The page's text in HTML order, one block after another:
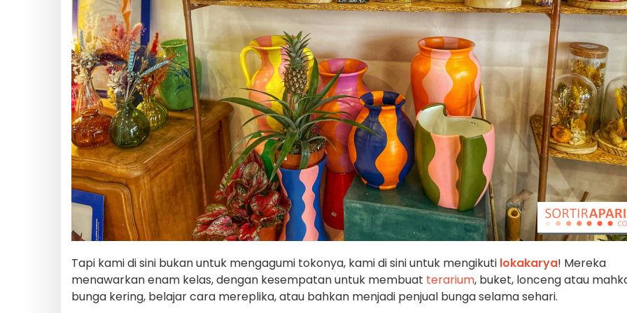
Tapi kami di sini bukan untuk mengagumi tokonya, kami di sini untuk mengikuti lokakarya! Mereka
menawarkan enam kelas, dengan kesempatan untuk membuat terarium, buket, lonceng atau
bunga kering, belajar cara mereplika, atau bahkan menjadi penjual bunga selama sehari.